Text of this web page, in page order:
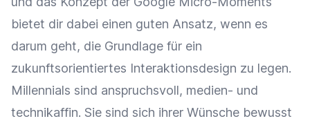
bietet dir dabei einen guten Ansatz, wenn es
darum geht, die Grundlage für ein
zukunftsorientiertes Interaktionsdesign zu legen.
Millennials sind anspruchsvoll, medien- und
technikaffin. Sie sind sich ihrer Wünsche bewusst